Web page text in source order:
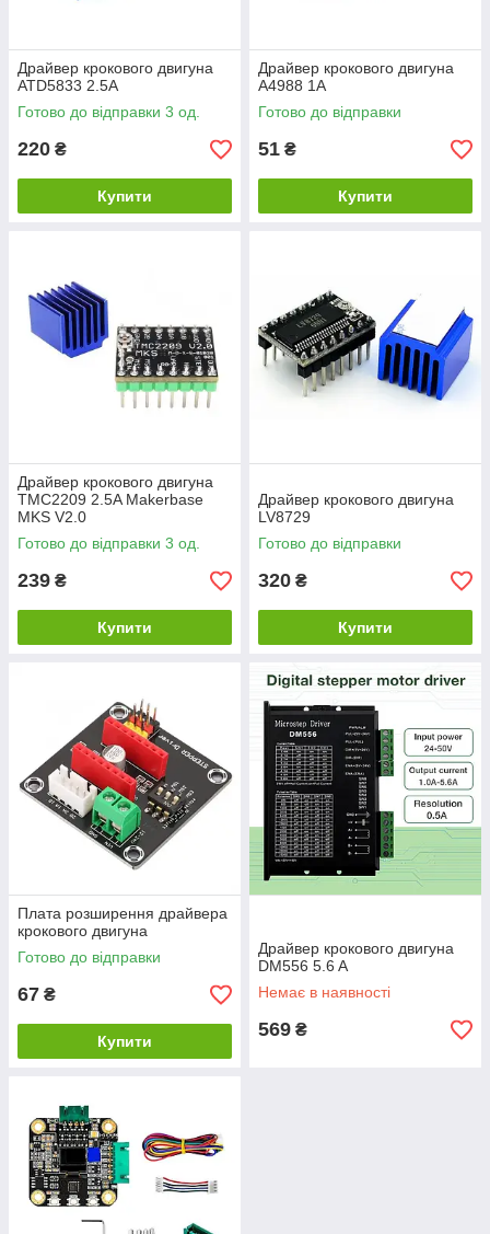
Драйвер крокового двигуна
ATD5833 2.5A
Готово до відправки 3 од.
220 ₴
Купити
Драйвер крокового двигуна
A4988 1А
Готово до відправки
51 ₴
Купити
Драйвер крокового двигуна
TMC2209 2.5A Makerbase
MKS V2.0
Готово до відправки 3 од.
239 ₴
Купити
Драйвер крокового двигуна
LV8729
Готово до відправки
320 ₴
Купити
Плата розширення драйвера
крокового двигуна
Готово до відправки
67 ₴
Купити
Драйвер крокового двигуна
DM556 5.6 A
Немає в наявності
569 ₴